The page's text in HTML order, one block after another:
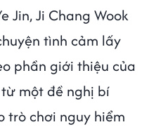
Jin, Ji Chang Wook
tình cảm lấy
phần giới thiệu của
một đề nghị bí
trò chơi nguy hiểm